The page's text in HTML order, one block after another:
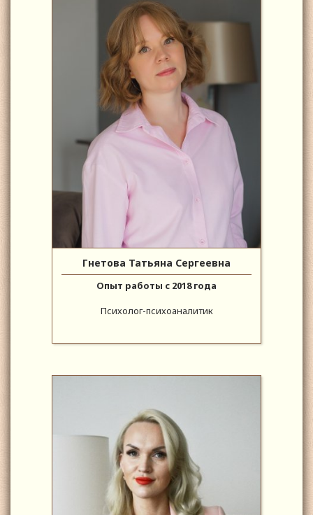
Гнетова Татьяна Сергеевна
Опыт работы с 2018 года
Психолог-психоаналитик